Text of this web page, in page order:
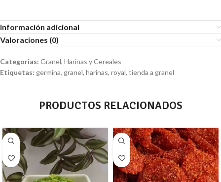
Información adicional
Valoraciones (0)
Categorias: Granel, Harinas y Cereales
Etiquetas: germina, granel, harinas, royal, tienda a granel
PRODUCTOS RELACIONADOS